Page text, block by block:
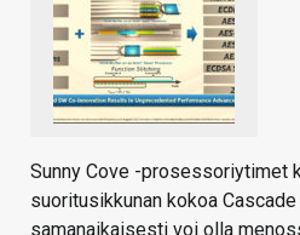
Sunny Cove -prosessoriytimet
suoritusikkunan kokoa
samanaikaisesti voi olla